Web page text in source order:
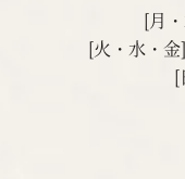
[月
[火・水・
[